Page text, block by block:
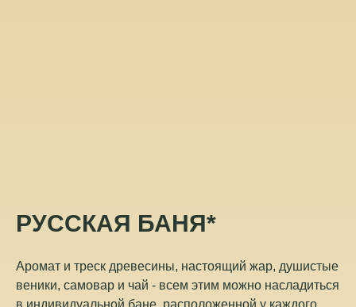
РУССКАЯ БАНЯ*
Аромат и треск древесины, настоящий жар, душистые
веники, самовар и чай - всем этим можно насладиться
в индивидуальной бане, расположенной у каждого